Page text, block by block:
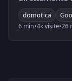
vocalmente
Nell'articolo
domotica
6 min•4k visite•26